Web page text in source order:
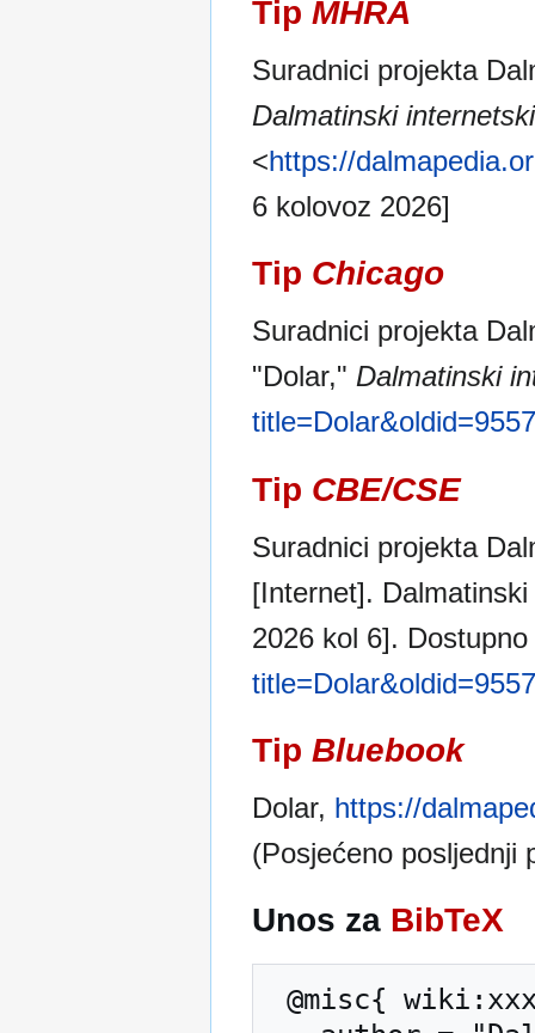
Tip MHRA
Suradnici projekta
Dalmatinski
<https://
6 kolovoz 2026]
Tip Chicago
Suradnici projekta
"Dolar," Dalmatinski
title=Dolar&oldid=9557
Tip CBE/CSE
Suradnici projekta
[Internet].
2026 kol 6].
title=Dolar&oldid=9557
Tip Bluebook
Dolar, https://
(Posjećeno posljednji
Unos za BibTeX